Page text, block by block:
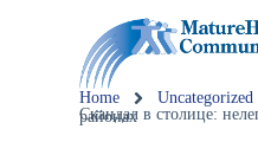
Home
Uncategorized
Скандал в столице: нелегальные путаны Киев вышли на охоту в элитных районах